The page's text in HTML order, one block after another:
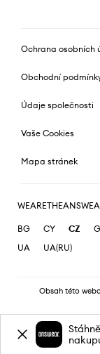
Ochrana osobních
Obchodní
Údaje společnosti
Vaše Cookies
Mapa stránek
BG CY CZ
UA
UA(RU)
Obsah této